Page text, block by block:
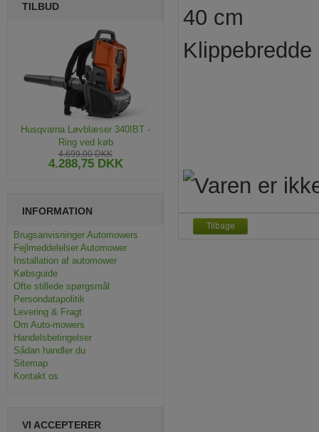
40 cm
Klippebredde
TILBUD
Husqvarna Løvblæser 340IBT -
Ring ved køb
4.699,00 DKK
4.288,75 DKK
INFORMATION
Brugsanvisninger Automowers
Fejlmeddelelser Automower
Installation af automower
Købsguide
Ofte stillede spørgsmål
Persondatapolitik
Levering & Fragt
Om Auto-mowers
Handelsbetingelser
Sådan handler du
Sitemap
Kontakt os
VI ACCEPTERER